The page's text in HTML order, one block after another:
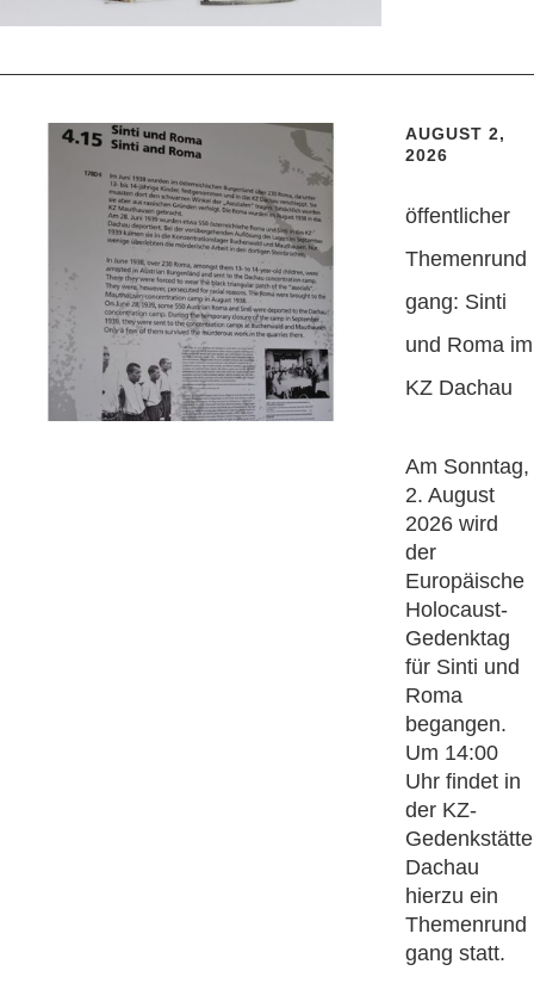
AUGUST 2,
2026
öffentlicher
Themenrund
gang: Sinti
und Roma im
KZ Dachau
Am Sonntag,
2. August
2026 wird
der
Europäische
Holocaust-
Gedenktag
für Sinti und
Roma
begangen.
Um 14:00
Uhr findet in
der KZ-
Gedenkstätte
Dachau
hierzu ein
Themenrund
gang statt.